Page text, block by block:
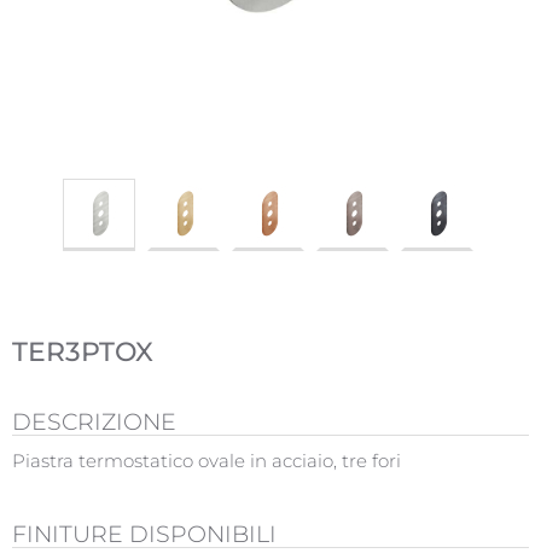
TER3PTOX
DESCRIZIONE
Piastra termostatico ovale in acciaio, tre fori
FINITURE DISPONIBILI